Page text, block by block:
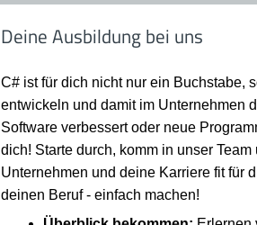
Deine Ausbildung bei uns
C# ist für dich nicht nur ein Buchstabe,
entwickeln und damit im Unternehmen
Software verbessert oder neue
dich! Starte durch, komm in unser
Unternehmen und deine Karriere fit für
deinen Beruf - einfach machen!